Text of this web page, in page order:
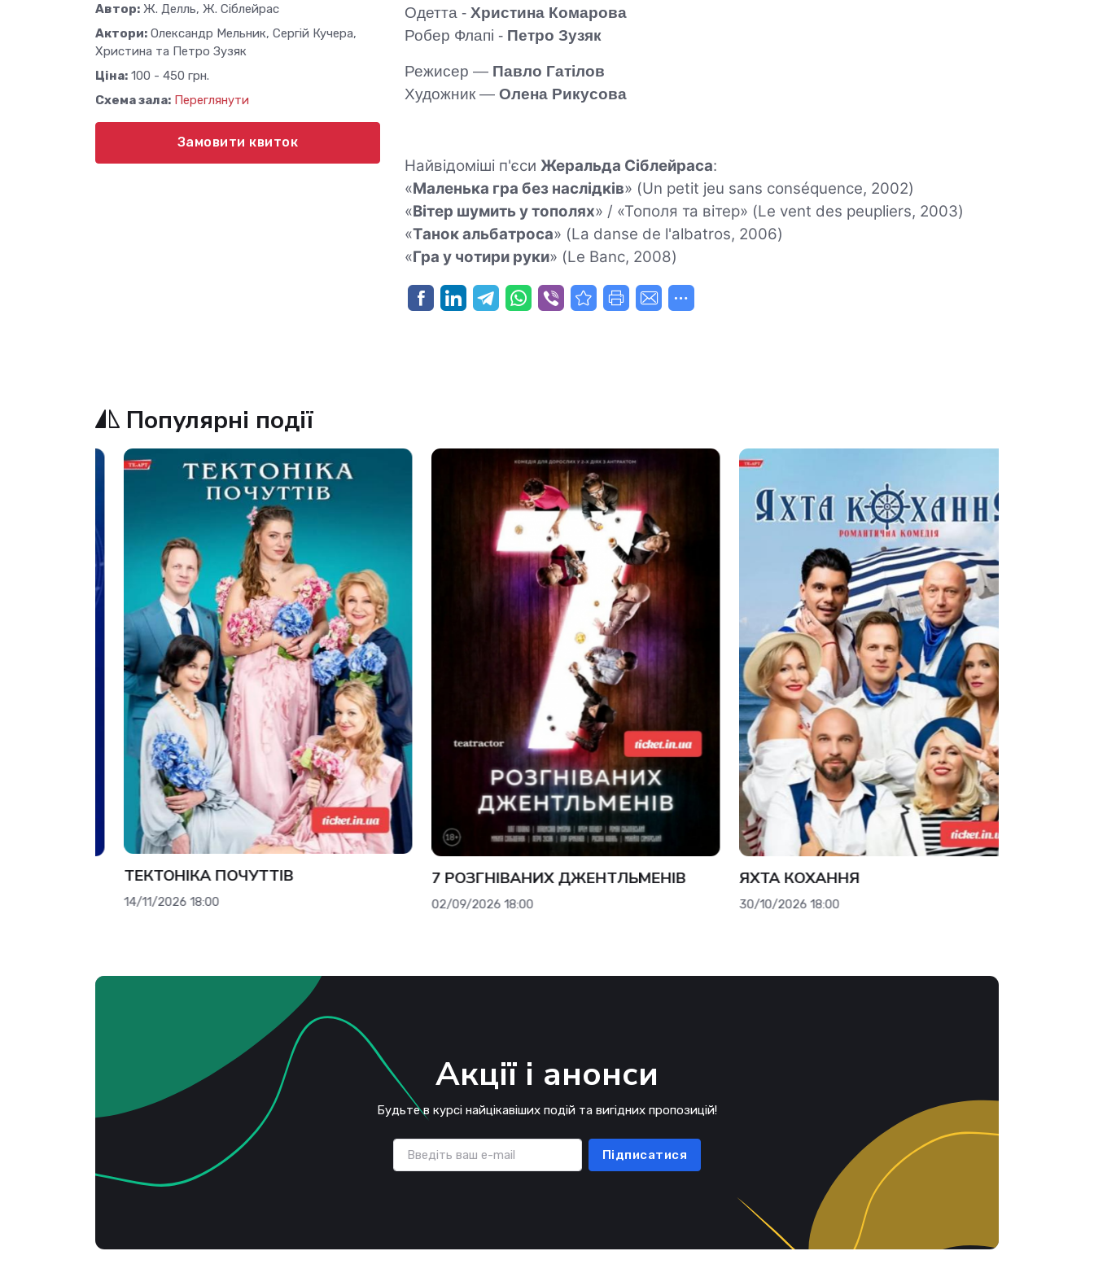
Автор: Ж. Делль, Ж. Сіблейрас
Актори: Олександр Мельник, Сергій Кучера,
Христина та Петро Зузяк
Ціна: 100 - 450 грн.
Схема зала: Переглянути
Замовити квиток
Одетта - Христина Комарова
Робер Флапі - Петро Зузяк
Режисер — Павло Гатілов
Художник — Олена Рикусова
Найвідоміші п'єси Жеральда Сіблейраса:
«Маленька гра без наслідків» (Un petit jeu sans conséquence, 2002)
«Вітер шумить у тополях» / «Тополя та вітер» (Le vent des peupliers, 2003)
«Танок альбатроса» (La danse de l'albatros, 2006)
«Гра у чотири руки» (Le Banc, 2008)
Популярні події
ТЕКТОНІКА ПОЧУТТІВ
14/11/2026 18:00
7 РОЗГНІВАНИХ ДЖЕНТЛЬМЕНІВ
02/09/2026 18:00
ЯХТА КОХАННЯ
30/10/2026 18:00
Акції і анонси
Будьте в курсі найцікавіших подій та вигідних пропозицій!
Підписатися